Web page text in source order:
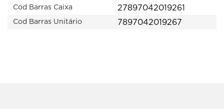
Cod Barras Caixa 27897042019261
Cod Barras Unitário 7897042019267